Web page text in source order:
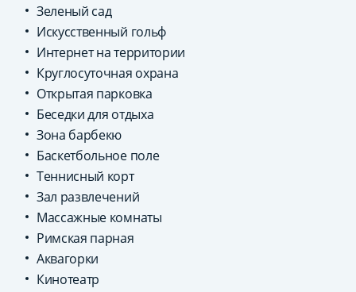
Зеленый сад
Искусственный гольф
Интернет на территории
Круглосуточная охрана
Открытая парковка
Беседки для отдыха
Зона барбекю
Баскетбольное поле
Теннисный корт
Зал развлечений
Массажные комнаты
Римская парная
Аквагорки
Кинотеатр